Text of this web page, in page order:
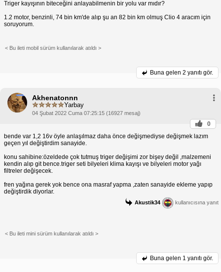
Triger kayışının biteceğini anlayabilmenin bir yolu var mıdır?
1.2 motor, benzinli, 74 bin km'de alıp şu an 82 bin km olmuş Clio 4 aracım için
soruyorum.
< Bu ileti mobil sürüm kullanılarak atıldı >
Buna gelen 2 yanıtı gör.
Akhenatonnn
Yarbay
04 Şubat 2022 Cuma 07:25:15 (16927 mesaj)
0
bende var 1,2 16v öyle anlaşılmaz daha önce değişmediyse değişmek lazım
geçen yıl değiştirdim sanayide.
konu sahibine:özeldede çok tutmuş triger değişimi zor bişey değil ,malzemeni
kendin alıp git bence.triger seti bilyeleri klima kayışı ve bilyeleri motor yağı
filtreler değişecek.
fren yağına gerek yok bence ona masraf yapma ,zaten sanayide ekleme yapıp
değiştirdik diyorlar.
Akustik34 kullanıcısına yanıt
< Bu ileti mini sürüm kullanılarak atıldı >
Buna gelen 1 yanıtı gör.